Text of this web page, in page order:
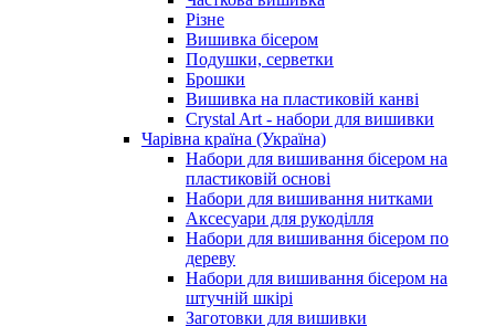
Різне
Вишивка бісером
Подушки, серветки
Брошки
Вишивка на пластиковій канві
Crystal Art - набори для вишивки
Чарівна країна (Україна)
Набори для вишивання бісером на
пластиковій основі
Набори для вишивання нитками
Аксесуари для рукоділля
Набори для вишивання бісером по
дереву
Набори для вишивання бісером на
штучній шкірі
Заготовки для вишивки